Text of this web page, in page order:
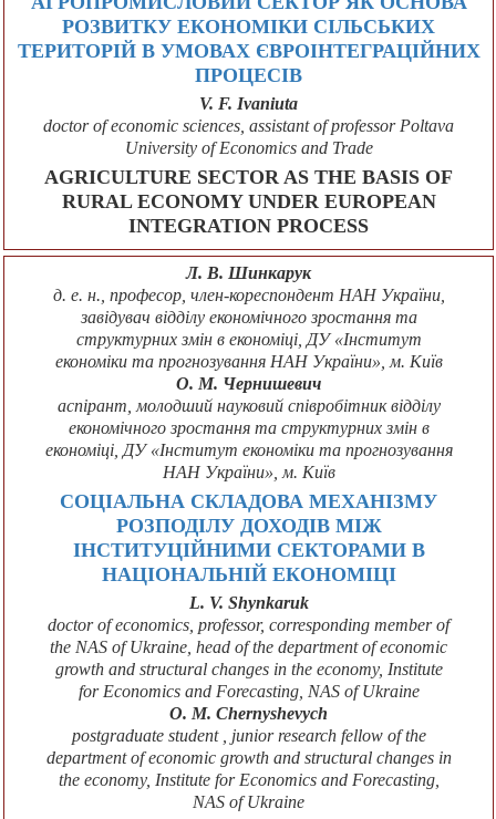
РОЗВИТКУ ЕКОНОМІКИ СІЛЬСЬКИХ
ТЕРИТОРІЙ В УМОВАХ ЄВРОІНТЕГРАЦІЙНИХ
ПРОЦЕСІВ
V. F. Ivaniuta
doctor of economic sciences, assistant of professor Poltava
University of Economics and Trade
AGRICULTURE SECTOR AS THE BASIS OF
RURAL ECONOMY UNDER EUROPEAN
INTEGRATION PROCESS
Л. В. Шинкарук
д. е. н., професор, член-кореспондент НАН України,
завідувач відділу економічного зростання та
структурних змін в економіці, ДУ «Інститут
економіки та прогнозування НАН України», м. Київ
О. М. Чернишевич
аспірант, молодший науковий співробітник відділу
економічного зростання та структурних змін в
економіці, ДУ «Інститут економіки та прогнозування
НАН України», м. Київ
СОЦІАЛЬНА СКЛАДОВА МЕХАНІЗМУ
РОЗПОДІЛУ ДОХОДІВ МІЖ
ІНСТИТУЦІЙНИМИ СЕКТОРАМИ В
НАЦІОНАЛЬНІЙ ЕКОНОМІЦІ
L. V. Shynkaruk
doctor of economics, professor, corresponding member of
the NAS of Ukraine, head of the department of economic
growth and structural changes in the economy, Institute
for Economics and Forecasting, NAS of Ukraine
O. M. Chernyshevych
postgraduate student , junior research fellow of the
department of economic growth and structural changes in
the economy, Institute for Economics and Forecasting,
NAS of Ukraine